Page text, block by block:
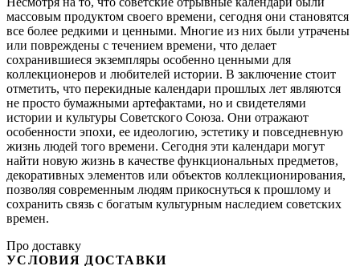
массовым продуктом своего времени, сегодня они становятся
все более редкими и ценными. Многие из них были утрачены
или повреждены с течением времени, что делает
сохранившиеся экземпляры особенно ценными для
коллекционеров и любителей истории. В заключение стоит
отметить, что перекидные календари прошлых лет являются
не просто бумажными артефактами, но и свидетелями
истории и культуры Советского Союза. Они отражают
особенности эпохи, ее идеологию, эстетику и повседневную
жизнь людей того времени. Сегодня эти календари могут
найти новую жизнь в качестве функциональных предметов,
декоративных элементов или объектов коллекционирования,
позволяя современным людям прикоснуться к прошлому и
сохранить связь с богатым культурным наследием советских
времен.
Про доставку
УСЛОВИЯ ДОСТАВКИ